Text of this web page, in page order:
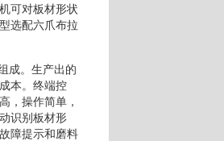
可对板材形状
选配六爪布拉
成。生产出的
本。终端控
，操作简单，
识别板材形
障提示和磨料